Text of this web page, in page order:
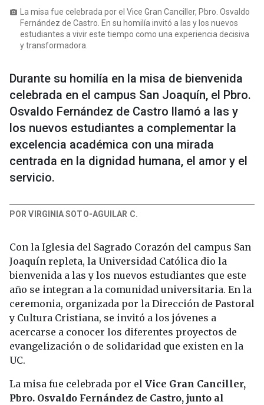
photo_camera La misa fue celebrada por el Vice Gran Canciller, Pbro. Osvaldo
Fernández de Castro. En su homilía invitó a las y los nuevos
estudiantes a vivir este tiempo como una experiencia decisiva
y transformadora.
Durante su homilía en la misa de bienvenida
celebrada en el campus San Joaquín, el Pbro.
Osvaldo Fernández de Castro llamó a las y
los nuevos estudiantes a complementar la
excelencia académica con una mirada
centrada en la dignidad humana, el amor y el
servicio.
POR VIRGINIA SOTO-AGUILAR C.
Con la Iglesia del Sagrado Corazón del campus San
Joaquín repleta, la Universidad Católica dio la
bienvenida a las y los nuevos estudiantes que este
año se integran a la comunidad universitaria. En la
ceremonia, organizada por la Dirección de Pastoral
y Cultura Cristiana, se invitó a los jóvenes a
acercarse a conocer los diferentes proyectos de
evangelización o de solidaridad que existen en la
UC.
La misa fue celebrada por el Vice Gran Canciller,
Pbro. Osvaldo Fernández de Castro, junto al